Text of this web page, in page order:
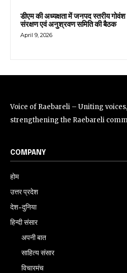
डीएम की अध्यक्षता में जनपद स्तरीय गोवंश
संरक्षण एवं अनुश्रवण समिति की बैठक
April 9, 2026
Voice of Raebareli – Uniting
strengthening the Raebareli
COMPANY
होम
उत्तर प्रदेश
देश-दुनिया
हिन्दी संसार
अपनी बात
साहित्य संसार
विचारमंच